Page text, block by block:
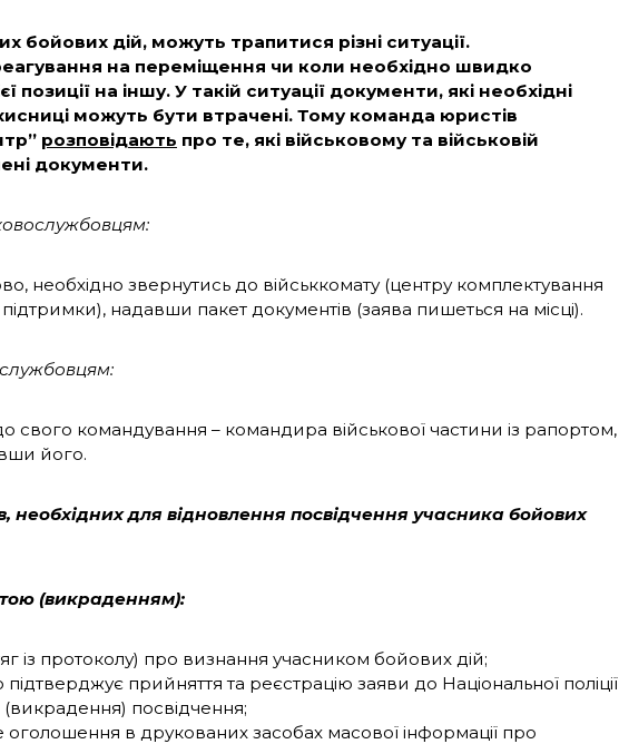
бойових дій, можуть трапитися різні ситуації.
на переміщення чи коли необхідно швидко
позиції на іншу. У такій ситуації документи, які необхідні
можуть бути втрачені. Тому команда юристів
розповідають про те, які військовому та військовій
документи.
необхідно звернутись до військкомату (центру комплектування
підтримки), надавши пакет документів (заява пишеться на місці).
свого командування – командира військової частини із рапортом,
його.
необхідних для відновлення посвідчення учасника бойових
(викраденням):
із протоколу) про визнання учасником бойових дій;
прийняття та реєстрацію заяви до Національної поліції
посвідчення;
оголошення в друкованих засобах масової інформації про